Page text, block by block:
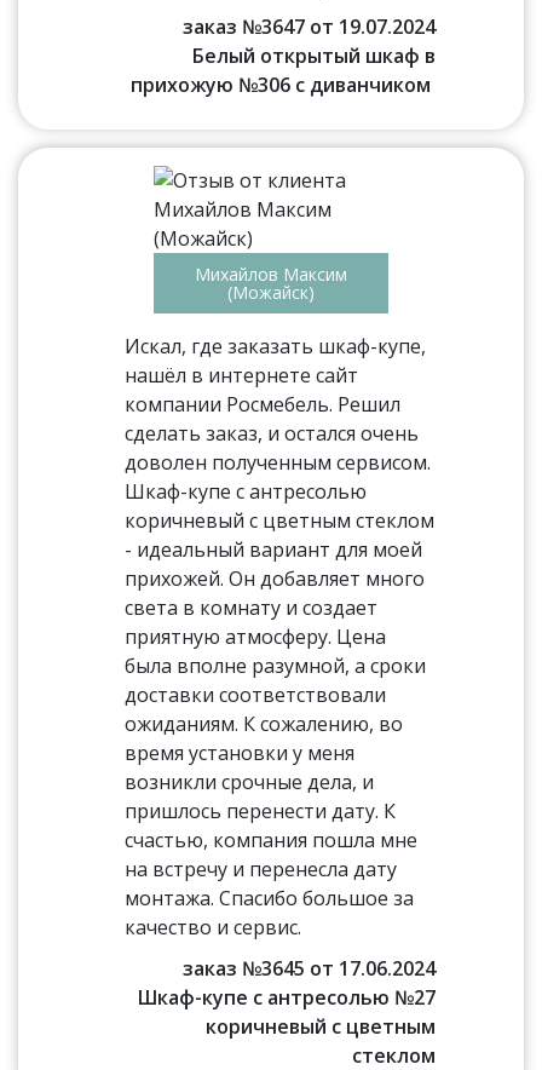
заказ №3647 от 19.07.2024
Белый открытый шкаф в
прихожую №306 с диванчиком
Михайлов Максим
(Можайск)
Искал, где заказать шкаф-купе,
нашёл в интернете сайт
компании Росмебель. Решил
сделать заказ, и остался очень
доволен полученным сервисом.
Шкаф-купе с антресолью
коричневый с цветным стеклом
- идеальный вариант для моей
прихожей. Он добавляет много
света в комнату и создает
приятную атмосферу. Цена
была вполне разумной, а сроки
доставки соответствовали
ожиданиям. К сожалению, во
время установки у меня
возникли срочные дела, и
пришлось перенести дату. К
счастью, компания пошла мне
на встречу и перенесла дату
монтажа. Спасибо большое за
качество и сервис.
заказ №3645 от 17.06.2024
Шкаф-купе с антресолью №27
коричневый с цветным
стеклом